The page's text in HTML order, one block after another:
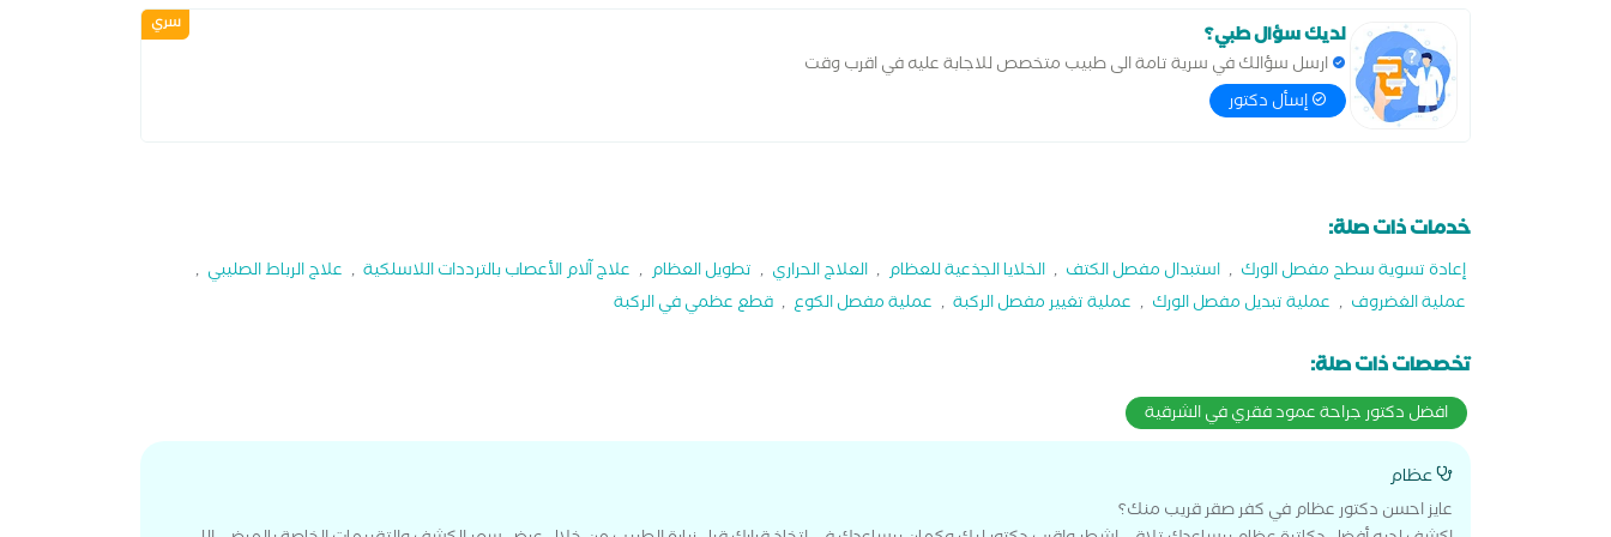
سري لديك سؤال طبي؟
ارسل سؤالك في سرية تامة الى طبيب متخصص للاجابة عليه في اقرب وقت
إسأل دكتور
خدمات ذات صلة:
إعادة تسوية سطح مفصل الورك , استبدال مفصل الكتف , الخلايا الجذعية للعظام , العلاج الحراري , تطويل العظام , علاج آلام الأعصاب بالترددات اللاسلكية , علاج الرباط الصليبي ,
عملية الغضروف , عملية تبديل مفصل الورك , عملية تغيير مفصل الركبة , عملية مفصل الكوع , قطع عظمي في الركبة
تخصصات ذات صلة:
افضل دكتور جراحة عمود فقري في الشرقية
عظام
عايز احسن دكتور عظام في كفر صقر قريب منك؟